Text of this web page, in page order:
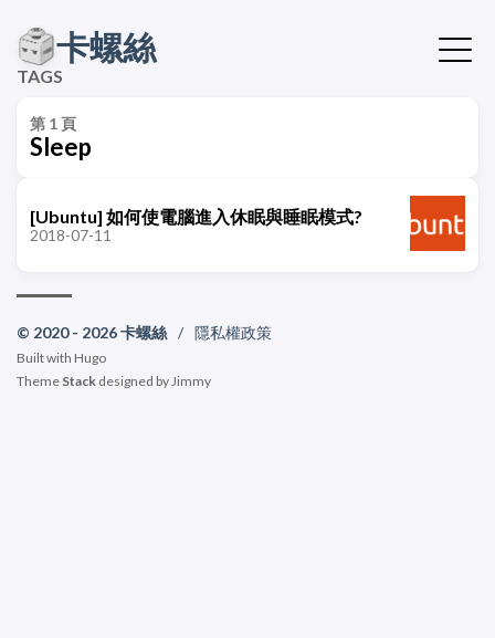
卡螺絲
TAGS
第 1 頁
Sleep
[Ubuntu] 如何使電腦進入休眠與睡眠模式?
2018-07-11
© 2020 - 2026 卡螺絲 / 隱私權政策
Built with Hugo
Theme Stack designed byJimmy